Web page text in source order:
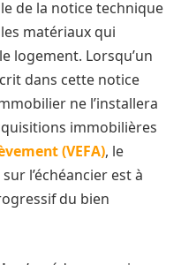
de la notice technique
matériaux qui
logement. Lorsqu’un
dans cette notice
ne l’installera
immobilières
(VEFA), le
l’échéancier est à
du bien